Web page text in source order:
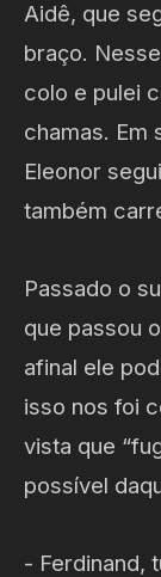
Aidê, que
braço.
colo e pulei
chamas. Em
Eleonor
também
Passado o
que passou
afinal ele
isso nos foi
vista que
possível
- Ferdinand,